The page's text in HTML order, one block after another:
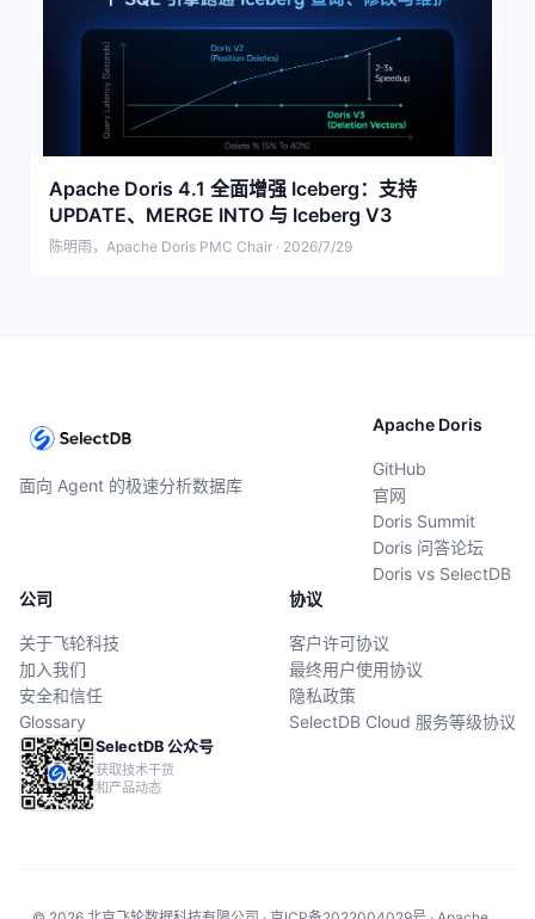
Apache Doris 4.1 全面增强 Iceberg：支持
UPDATE、MERGE INTO 与 Iceberg V3
陈明雨，Apache Doris PMC Chair · 2026/7/29
面向 Agent 的极速分析数据库
Apache Doris
GitHub
官网
Doris Summit
Doris 问答论坛
Doris vs SelectDB
公司
关于飞轮科技
加入我们
安全和信任
Glossary
协议
客户许可协议
最终用户使用协议
隐私政策
SelectDB Cloud 服务等级协议
SelectDB 公众号
获取技术干货
和产品动态